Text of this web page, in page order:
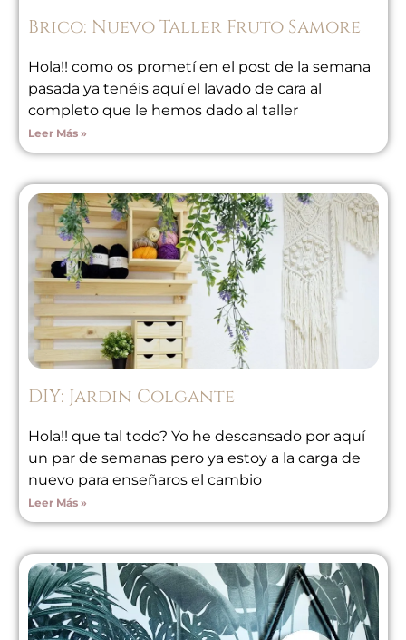
Brico: Nuevo Taller Fruto Samore
Hola!! como os prometí en el post de la semana
pasada ya tenéis aquí el lavado de cara al
completo que le hemos dado al taller
Leer Más »
DIY: Jardin Colgante
Hola!! que tal todo? Yo he descansado por aquí
un par de semanas pero ya estoy a la carga de
nuevo para enseñaros el cambio
Leer Más »